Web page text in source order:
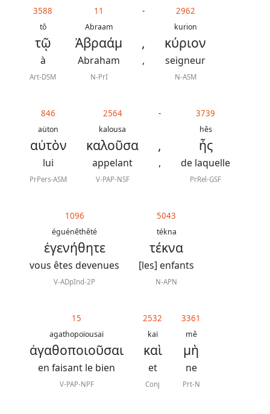
3588
tô
τῷ
à
Art-DSM
11
Abraam
Ἀβραάμ
Abraham
N-PrI
-
,
,
2962
kurion
κύριον
seigneur
N-ASM
846
aüton
αὐτὸν
lui
PrPers-ASM
2564
kalousa
καλοῦσα
appelant
V-PAP-NSF
-
,
,
3739
hês
ἧς
de laquelle
PrRel-GSF
1096
éguénêthêté
ἐγενήθητε
vous êtes devenues
V-ADpInd-2P
5043
tékna
τέκνα
[les] enfants
N-APN
15
agathopoïousaï
ἀγαθοποιοῦσαι
en faisant le bien
V-PAP-NPF
2532
kaï
καὶ
et
Conj
3361
mê
μὴ
ne
Prt-N